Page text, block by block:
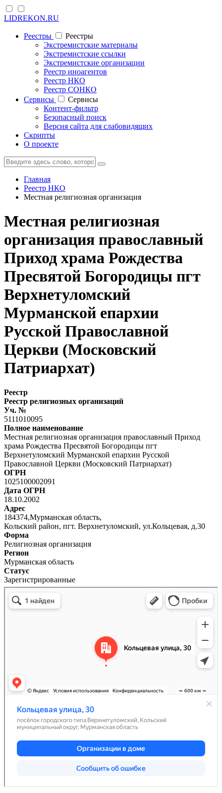
LIDREKON.RU
Реестры
Реестры
Экстремистские материалы
Экстремистские ссылки
Экстремистские организации
Реестр иноагентов
Реестр НКО
Реестр СОНКО
Cервисы
Cервисы
Контент-фильтр
Безопасный поиск
Версия сайта для слабовидящих
Скрипты
О проекте
Главная
Реестр НКО
Местная религиозная организация
Местная религиозная
организация православный
Приход храма Рождества
Пресвятой Богородицы пгт
Верхнетуломский
Мурманской епархии
Русской Православной
Церкви (Московский
Патриархат)
Реестр
Реестр религиозных организаций
Уч. №
5111010095
Полное наименование
Местная религиозная организация православный Приход
храма Рождества Пресвятой Богородицы пгт
Верхнетуломский Мурманской епархии Русской
Православной Церкви (Московский Патриархат)
ОГРН
1025100002091
Дата ОГРН
18.10.2002
Адрес
184374,Мурманская область,
Кольский район, пгт. Верхнетуломский, ул.Кольцевая, д.30
Форма
Религиозная организация
Регион
Мурманская область
Статус
Зарегистрированные